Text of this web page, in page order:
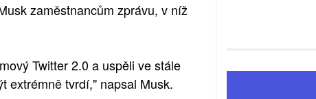
zaměstnancům zprávu, v níž
Twitter 2.0 a uspěli ve stále
extrémně tvrdí," napsal Musk.